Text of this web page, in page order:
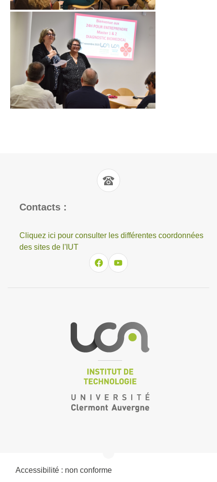
Contacts :
Cliquez ici pour consulter les différentes coordonnées
des sites de l'IUT
Accessibilité : non conforme